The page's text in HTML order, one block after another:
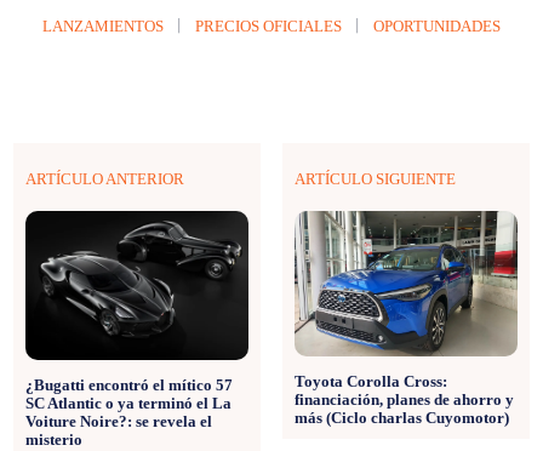
LANZAMIENTOS PRECIOS OFICIALES OPORTUNIDADES
ARTÍCULO ANTERIOR
¿Bugatti encontró el mítico 57
SC Atlantic o ya terminó el La
Voiture Noire?: se revela el
misterio
ARTÍCULO SIGUIENTE
Toyota Corolla Cross:
financiación, planes de ahorro y
más (Ciclo charlas Cuyomotor)